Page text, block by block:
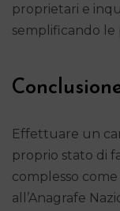
proprietari e
semplificando le
Effettuare un
proprio stato di
complesso come
all’Anagrafe